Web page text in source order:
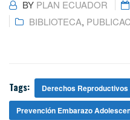
BY PLAN ECUADOR
BIBLIOTECA,
Tags: Derechos Reproductivos
Prevención Embarazo